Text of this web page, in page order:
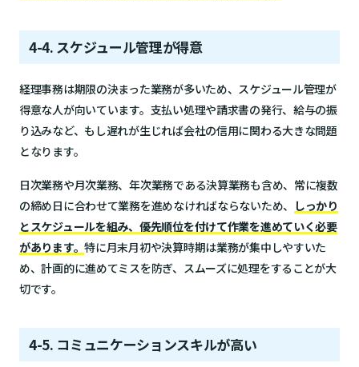
4-4. スケジュール管理が得意
経理事務は期限の決まった業務が多いため、スケジュール管理が
得意な人が向いています。支払い処理や請求書の発行、給与の振
り込みなど、もし遅れが生じれば会社の信用に関わる大きな問題
となります。
日次業務や月次業務、年次業務である決算業務も含め、常に複数
の締め日に合わせて業務を進めなければならないため、
しっかり
とスケジュールを組み、優先順位を付けて作業を進めていく必要
があります。特に月末月初や決算時期は業務が集中しやすいた
め、計画的に進めてミスを防ぎ、スムーズに処理をすることが大
切です。
4-5. コミュニケーションスキルが高い